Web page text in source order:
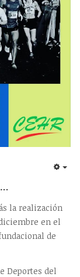
la realización
en el
de
Deportes del